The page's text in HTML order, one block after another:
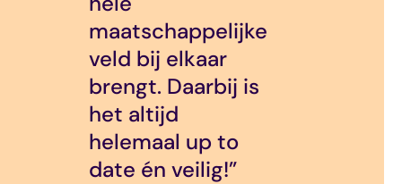
vragen kwijt
kan maar ook
zijn aanbod
kan doen. Het
heeft zich
bewezen met
maatschappelijke
veld bij elkaar
brengt. Daarbij is
het altijd
helemaal up to
date én veilig!”
Linda Wegman | Directeur – VWC